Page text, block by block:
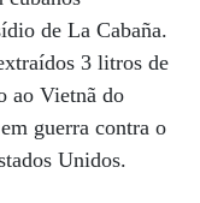
de La Cabaña.
3 litros de
ao Vietnã do
guerra contra o
Unidos.